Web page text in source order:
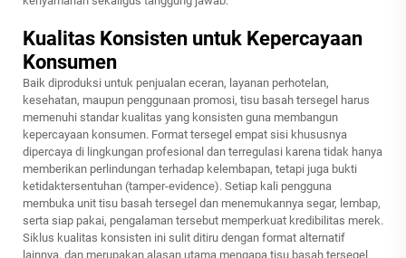
Kualitas Konsisten untuk Kepercayaan
Konsumen
Baik diproduksi untuk penjualan eceran, layanan perhotelan,
kesehatan, maupun penggunaan promosi, tisu basah tersegel harus
memenuhi standar kualitas yang konsisten guna membangun
kepercayaan konsumen. Format tersegel empat sisi khususnya
dipercaya di lingkungan profesional dan terregulasi karena tidak hanya
memberikan perlindungan terhadap kelembapan, tetapi juga bukti
ketidaktersentuhan (tamper-evidence). Setiap kali pengguna
membuka unit tisu basah tersegel dan menemukannya segar, lembap,
serta siap pakai, pengalaman tersebut memperkuat kredibilitas merek.
Siklus kualitas konsisten ini sulit ditiru dengan format alternatif
lainnya, dan merupakan alasan utama mengapa tisu basah tersegel